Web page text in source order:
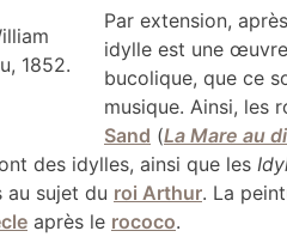
1852.
Par extension, après
idylle est une
bucolique, que ce
musique. Ainsi, les
Sand (La Mare au
des idylles, ainsi que les
au sujet du roi Arthur. La
après le rococo.